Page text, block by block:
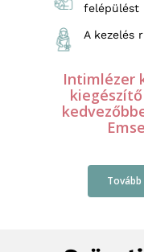
felépülést
A kezelés
Intimlézer